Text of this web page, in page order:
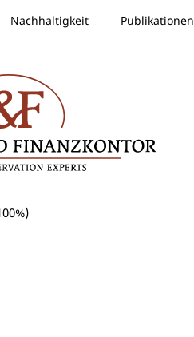
Nachhaltigkeit Publikationen